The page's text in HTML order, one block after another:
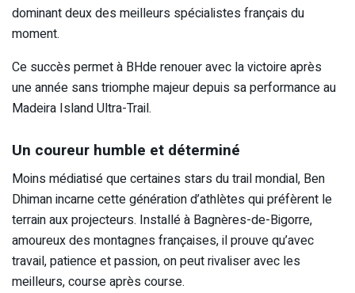
dominant deux des meilleurs spécialistes français du
moment.
Ce succès permet à BHde renouer avec la victoire après
une année sans triomphe majeur depuis sa performance au
Madeira Island Ultra-Trail.
Un coureur humble et déterminé
Moins médiatisé que certaines stars du trail mondial, Ben
Dhiman incarne cette génération d’athlètes qui préfèrent le
terrain aux projecteurs. Installé à Bagnères-de-Bigorre,
amoureux des montagnes françaises, il prouve qu’avec
travail, patience et passion, on peut rivaliser avec les
meilleurs, course après course.